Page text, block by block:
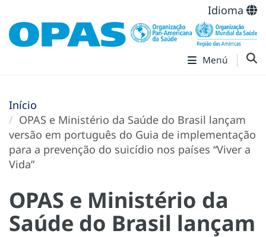
Idioma
Menú
Início
OPAS e Ministério da Saúde do Brasil lançam
versão em português do Guia de implementação
para a prevenção do suicídio nos países “Viver a
Vida”
OPAS e Ministério da
Saúde do Brasil lançam